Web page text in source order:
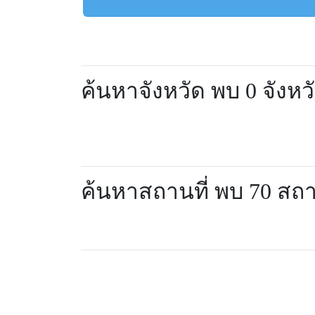
ค้นหาจังหวัด พบ 0 จังห
ค้นหาสถานที่ พบ 70 สถ